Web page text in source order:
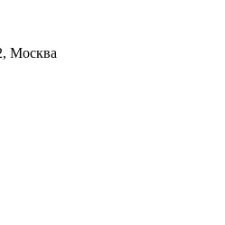
Москва